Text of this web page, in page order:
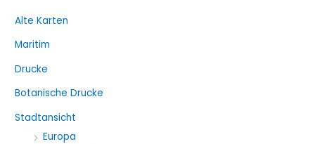
n
a
c
:
Alte Karten
Maritim
Drucke
Botanische Drucke
Stadtansicht
Europa